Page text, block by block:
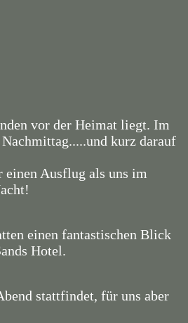
vor der Heimat liegt. Im
kurz darauf
Ausflug als uns im
einen fantastischen Blick
Hotel.
stattfindet, für uns aber